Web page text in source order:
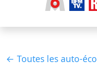
← Toutes les auto-